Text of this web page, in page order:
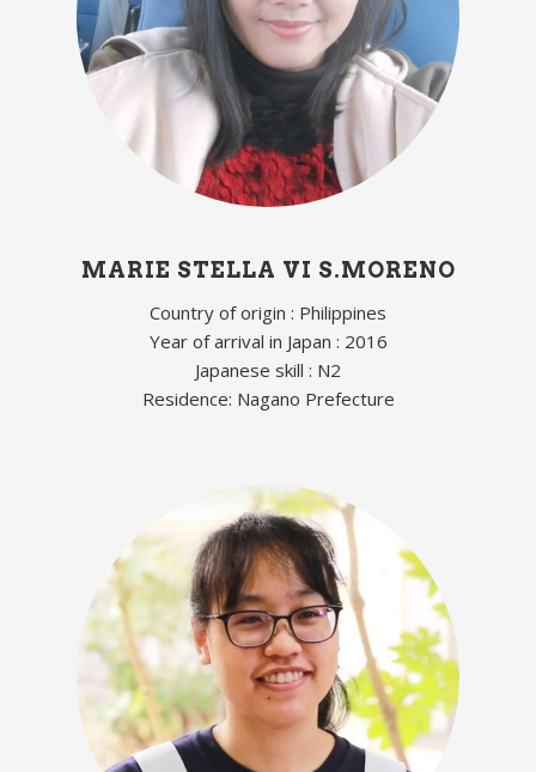
MARIE STELLA VI S.MORENO
Country of origin : Philippines
Year of arrival in Japan : 2016
Japanese skill : N2
Residence: Nagano Prefecture